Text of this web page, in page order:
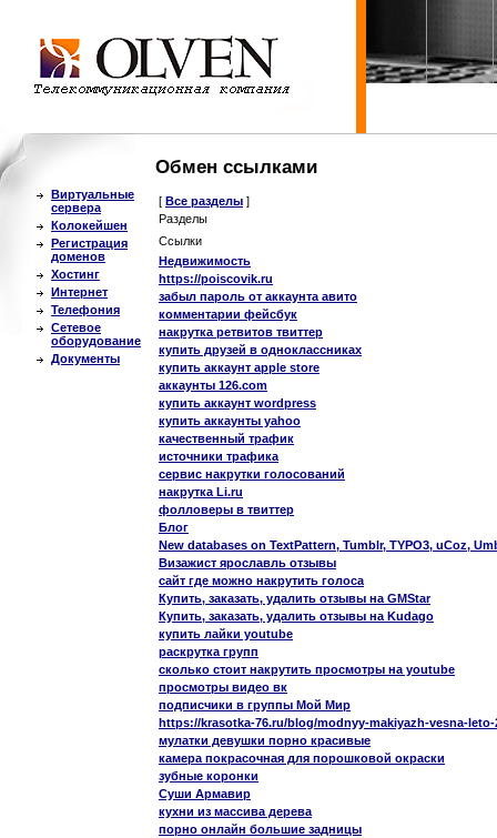
Виртуальные
сервера
Колокейшен
Регистрация
доменов
Хостинг
Интернет
Телефония
Сетевое
оборудование
Документы
Обмен ссылками
[ Все разделы ]
Разделы
Ссылки
Недвижимость
https://poiscovik.ru
забыл пароль от аккаунта авито
комментарии фейсбук
накрутка ретвитов твиттер
купить друзей в одноклассниках
купить аккаунт apple store
аккаунты 126.com
купить аккаунт wordpress
купить аккаунты yahoo
качественный трафик
источники трафика
сервис накрутки голосований
накрутка Li.ru
фолловеры в твиттер
Блог
New databases on TextPattern, Tumblr, TYPO3, uCoz,
Визажист ярославль отзывы
сайт где можно накрутить голоса
Купить, заказать, удалить отзывы на GMStar
Купить, заказать, удалить отзывы на Kudago
купить лайки youtube
раскрутка групп
сколько стоит накрутить просмотры на youtube
просмотры видео вк
подписчики в группы Мой Мир
https://krasotka-76.ru/blog/modnyy-makiyazh-vesna-leto-
мулатки девушки порно красивые
камера покрасочная для порошковой окраски
зубные коронки
Суши Армавир
кухни из массива дерева
порно онлайн большие задницы